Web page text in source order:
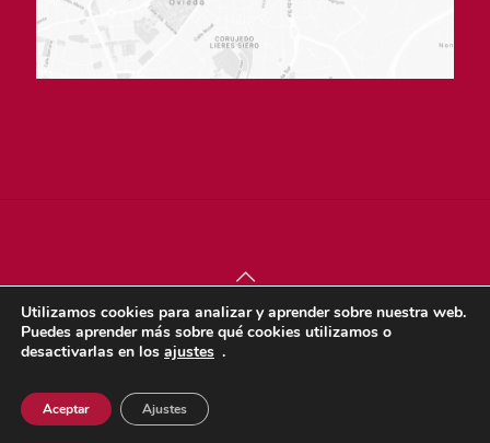
© sjdigital 2022 |Política de privacidad|Aviso legal
Política de cookies
Utilizamos cookies para analizar y aprender sobre nuestra web.
Puedes aprender más sobre qué cookies utilizamos o
desactivarlas en los ajustes .
Aceptar Ajustes